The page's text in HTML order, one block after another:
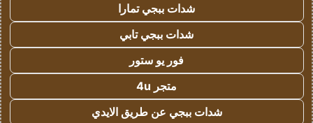
شدات ببجي تمارا
شدات ببجي تابي
فور يو ستور
متجر 4u
شدات ببجي عن طريق الايدي